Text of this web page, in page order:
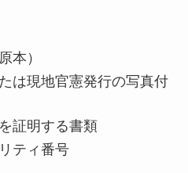
本）
は現地官憲発行の写真付
証明する書類
ティ番号